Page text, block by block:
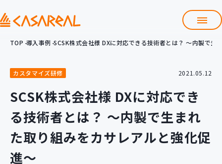
会社情報
サービス
プロダクト開発支援
クラウド導入支援 Git導入支援
システム構築支援
TOP 導入事例 SCSK株式会社様 DXに対応できる技術者とは？ ～内製で生
カスタマイズ研修 2021.05.12
SCSK株式会社様 DXに対応でき
る技術者とは？ ～内製で生まれ
た取り組みをカサレアルと強化促
進～